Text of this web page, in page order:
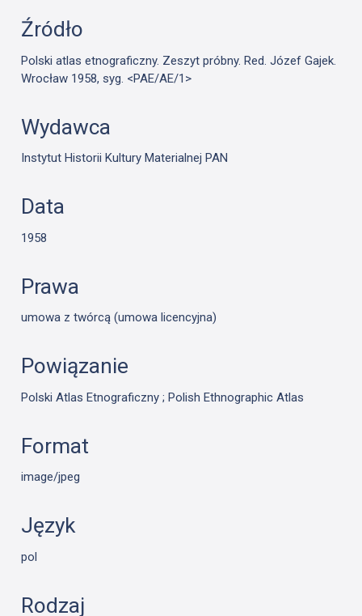
Źródło
Polski atlas etnograficzny. Zeszyt próbny. Red. Józef Gajek.
Wrocław 1958, syg. <PAE/AE/1>
Wydawca
Instytut Historii Kultury Materialnej PAN
Data
1958
Prawa
umowa z twórcą (umowa licencyjna)
Powiązanie
Polski Atlas Etnograficzny ; Polish Ethnographic Atlas
Format
image/jpeg
Język
pol
Rodzaj